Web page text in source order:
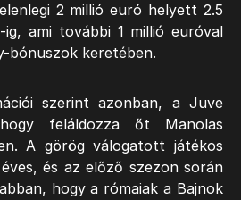
2 millió euró helyett 2.5
ig, ami további 1 millió euróval
bónuszok keretében.
szerint azonban, a Juve
feláldozza őt Manolas
A görög válogatott játékos
és az előző szezon során
hogy a rómaiak a Bajnok